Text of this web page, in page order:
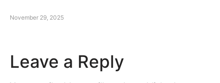
November 29, 2025
Leave a Reply